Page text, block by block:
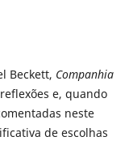
Beckett, Companhia
e, quando
neste
de escolhas